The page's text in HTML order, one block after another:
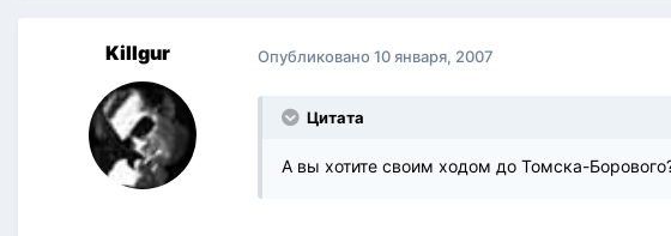
Killgur Опубликовано10 января, 2007
Цитата
А вы хотите своим ходом до Томска-